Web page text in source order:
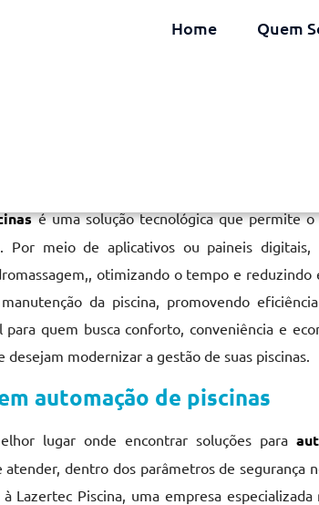
Home Quem
Piscinas
é uma solução tecnológica que permite
Por meio de aplicativos ou paineis
otimizando o tempo e
da piscina, promovendo
para quem busca conforto, conveniência e
desejam modernizar a gestão de suas piscinas.
automação de piscinas
lugar onde encontrar soluções para
dentro dos parâmetros de segurança
Lazertec Piscina, uma empresa